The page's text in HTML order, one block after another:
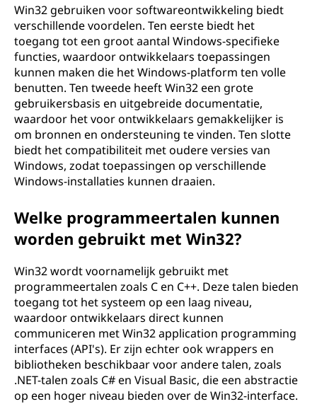
Win32 gebruiken voor softwareontwikkeling biedt
verschillende voordelen. Ten eerste biedt het
toegang tot een groot aantal Windows-specifieke
functies, waardoor ontwikkelaars toepassingen
kunnen maken die het Windows-platform ten volle
benutten. Ten tweede heeft Win32 een grote
gebruikersbasis en uitgebreide documentatie,
waardoor het voor ontwikkelaars gemakkelijker is
om bronnen en ondersteuning te vinden. Ten slotte
biedt het compatibiliteit met oudere versies van
Windows, zodat toepassingen op verschillende
Windows-installaties kunnen draaien.
Welke programmeertalen kunnen
worden gebruikt met Win32?
Win32 wordt voornamelijk gebruikt met
programmeertalen zoals C en C++. Deze talen bieden
toegang tot het systeem op een laag niveau,
waardoor ontwikkelaars direct kunnen
communiceren met Win32 application programming
interfaces (API's). Er zijn echter ook wrappers en
bibliotheken beschikbaar voor andere talen, zoals
.NET-talen zoals C# en Visual Basic, die een abstractie
op een hoger niveau bieden over de Win32-interface.